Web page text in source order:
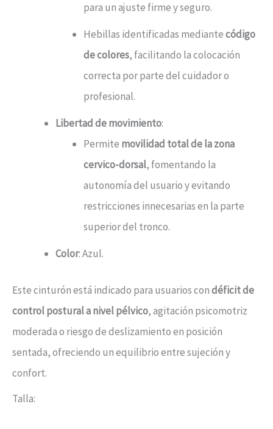
para un ajuste firme y seguro.
Hebillas identificadas mediantecódigo
de colores, facilitando la colocación
correcta por parte del cuidador o
profesional.
Libertad de movimiento:
Permite movilidad total de la zona
cervico-dorsal, fomentando la
autonomía del usuario y evitando
restricciones innecesarias en la parte
superior del tronco.
Color: Azul.
Este cinturón está indicado para usuarios condéficit de
control postural a nivel pélvico, agitación psicomotriz
moderada o riesgo de deslizamiento en posición
sentada, ofreciendo un equilibrio entre sujeción y
confort.
Talla: